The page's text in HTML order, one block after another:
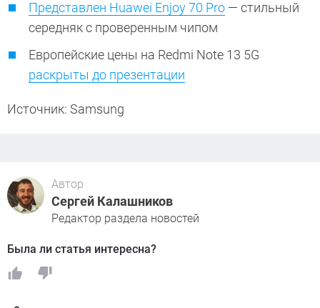
Представлен Huawei Enjoy 70 Pro — стильный
середняк с проверенным чипом
Европейские цены на Redmi Note 13 5G
раскрыты до презентации
Источник: Samsung
Автор
Сергей Калашников
Редактор раздела новостей
Была ли статья интересна?